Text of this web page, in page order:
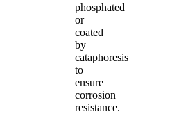
phosphated
or
coated
by
cataphoresis
to
ensure
corrosion
resistance.